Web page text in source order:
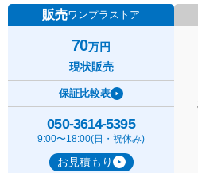
販売ワンプラストア
70万円
現状販売
保証比較表
050-3614-5395
9:00〜18:00(日・祝休み)
お見積もり